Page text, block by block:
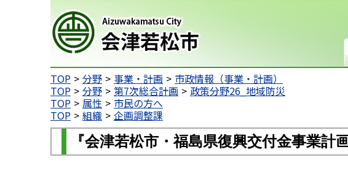
会津若松市
TOP
分野 事業・計画
市政情報（事業・計画）
TOP
分野 第7次総合計画
政策分野26_地域防災
TOP
属性
市民の方へ
TOP
組織 企画調整課
『会津若松市・福島県復興交付金事業